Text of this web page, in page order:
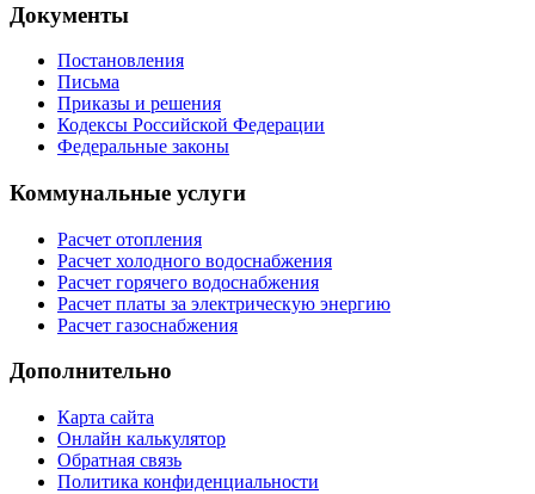
Документы
Постановления
Письма
Приказы и решения
Кодексы Российской Федерации
Федеральные законы
Коммунальные услуги
Расчет отопления
Расчет холодного водоснабжения
Расчет горячего водоснабжения
Расчет платы за электрическую энергию
Расчет газоснабжения
Дополнительно
Карта сайта
Онлайн калькулятор
Обратная связь
Политика конфиденциальности